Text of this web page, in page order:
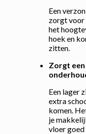
Een
zorgt voor
het
hoek en
zitten.
Zorgt
Een lager
extra
komen.
je
vloer goed